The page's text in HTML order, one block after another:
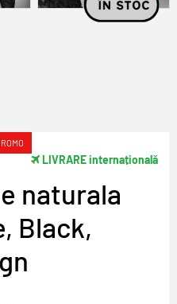
LIVRARE internațională
naturala
Black,